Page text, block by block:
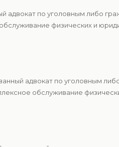
по уголовным либо
физических и
адвокат по уголовным
обслуживание